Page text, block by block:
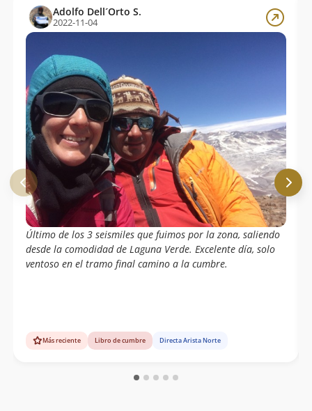
Adolfo Dell´Orto S.
2022-11-04
Último de los 3 seismiles que fuimos por la zona, saliendo
desde la comodidad de Laguna Verde. Excelente día, solo
ventoso en el tramo final camino a la cumbre.
Más reciente Libro de cumbre Directa Arista Norte